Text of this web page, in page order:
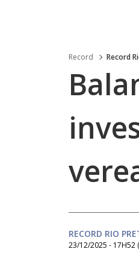
Record Record
RECORD RIO
23/12/2025 - 17H52